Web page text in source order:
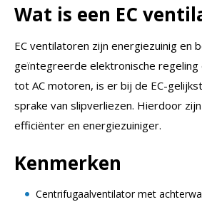
Wat is een EC
EC ventilatoren zijn energiezuinig en
geïntegreerde elektronische regeling
tot AC motoren, is er bij de EC-
sprake van slipverliezen. Hierdoor
efficiënter en energiezuiniger.
Kenmerken
Centrifugaalventilator met